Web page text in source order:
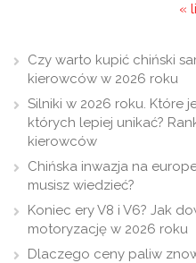
«
Czy warto kupić chiński
kierowców w 2026 roku
Silniki w 2026 roku. Które
których lepiej unikać?
kierowców
Chińska inwazja na
musisz wiedzieć?
Koniec ery V8 i V6? Jak
motoryzację w 2026 roku
Dlaczego ceny paliw